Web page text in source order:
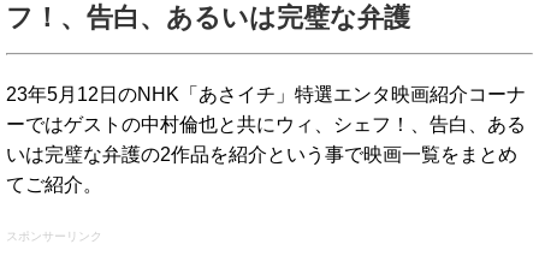
フ！、告白、あるいは完璧な弁護
23年5月12日のNHK「あさイチ」特選エンタ映画紹介コーナ
ーではゲストの中村倫也と共にウィ、シェフ！、告白、ある
いは完璧な弁護の2作品を紹介という事で映画一覧をまとめ
てご紹介。
スポンサーリンク